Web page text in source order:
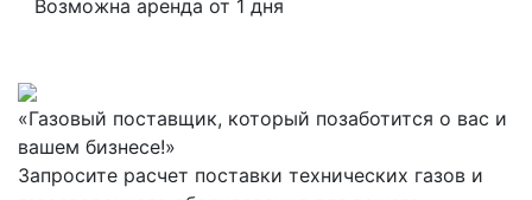
Возможна аренда от 1 дня
«Газовый поставщик, который позаботится о вас и
вашем бизнесе!»
Запросите расчет поставки технических газов и